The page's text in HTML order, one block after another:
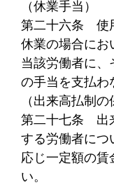
（休業手当）
第二十六条 使
休業の場合にお
当該労働者に、
の手当を支払わ
（出来高払制の
第二十七条 出
する労働者につ
応じ一定額の
い。